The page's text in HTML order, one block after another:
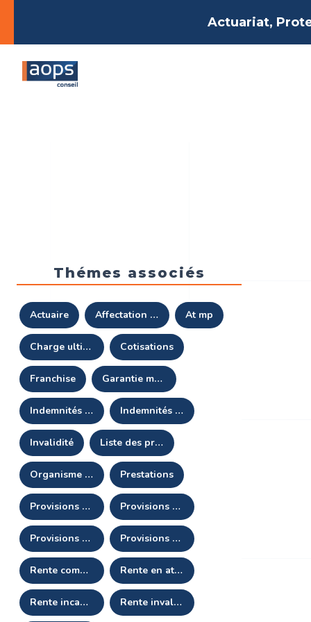
Actuariat,
Thémes associés
actuaire affectation longue durée (ald) at mp
charge ultime cotisations
franchise garantie maintien de salaire
indemnités journalières complémentaires indemnités journalières de sécurité sociale
invalidité liste des produits et prestations (lpp)
organisme assureur prestations
provisions maintien garantie décès (pmgdc) provisions mathématiques (pm)
provisions pour sinistres à payer (psap) provisions pour sinistres inconnus (psi)
rente complémentaire d'invalidité rente en attente
rente incapacité rente invalidité